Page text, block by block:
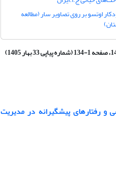
اوتسو بر روی تصاویر سار (مطالعه
ورفتارهای پیشگیرانه در مدیریت